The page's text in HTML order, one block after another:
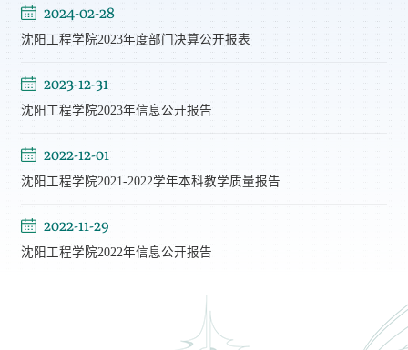
第 3 页
2024-02-28
沈阳工程学院2023年度部门决算公开报表
2023-12-31
沈阳工程学院2023年信息公开报告
2022-12-01
沈阳工程学院2021-2022学年本科教学质量报告
2022-11-29
沈阳工程学院2022年信息公开报告